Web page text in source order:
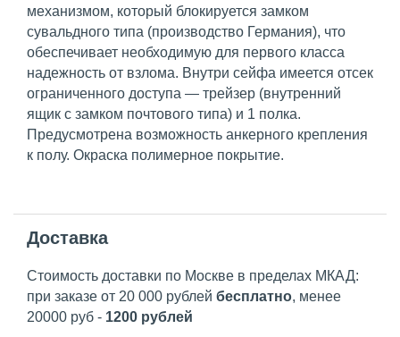
механизмом, который блокируется замком
сувальдного типа (производство Германия), что
обеспечивает необходимую для первого класса
надежность от взлома. Внутри сейфа имеется отсек
ограниченного доступа — трейзер (внутренний
ящик с замком почтового типа) и 1 полка.
Предусмотрена возможность анкерного крепления
к полу. Окраска полимерное покрытие.
Доставка
Стоимость доставки по Москве в пределах МКАД:
при заказе от 20 000 рублей бесплатно, менее
20000 руб - 1200 рублей